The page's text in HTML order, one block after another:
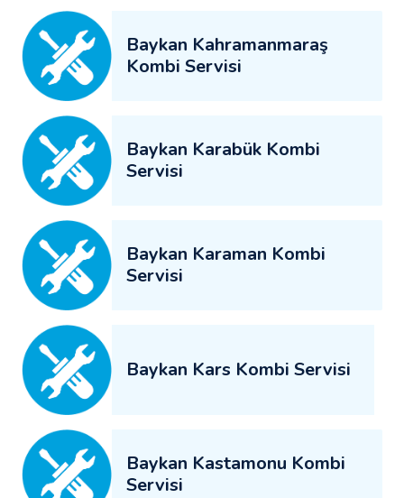
Baykan Kahramanmaraş
Kombi Servisi
Baykan Karabük Kombi
Servisi
Baykan Karaman Kombi
Servisi
Baykan Kars Kombi Servisi
Baykan Kastamonu Kombi
Servisi